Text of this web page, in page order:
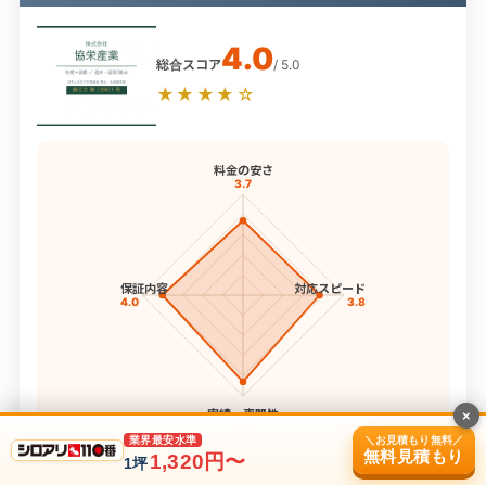
総合スコア4.0/ 5.0
★★★★☆
料金の安さ
3.7
対応スピード
3.8
実績・専門性
保証内容
4.0
4項目スコア
業界最安水準
1坪 1,320円〜
＼お見積もり無料／
無料見積もり
×